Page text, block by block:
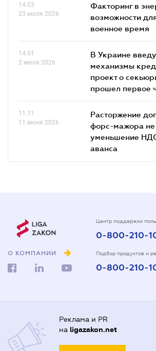
14.03
23 июля 2026
Факторинг в
возможности
военное время
14.01
2 июля 2026
В Украине
механизмы
проект о
прошел первое
11.11
11 июня 2026
Расторжение
форс-мажора не
уменьшение
аванса
О КОМПАНИИ
Центр поддержки
0-800-210-
Подбор продуктов и
0-800-210-
Реклама и PR
на ligazakon.net